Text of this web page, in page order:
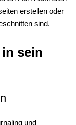
erstellen oder
sind.
sein
und